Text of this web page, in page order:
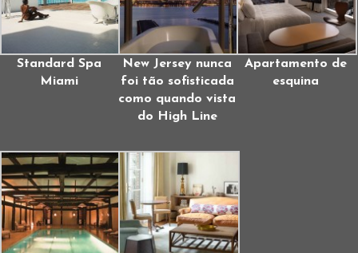
Standard Spa
Miami
New Jersey nunca
foi tão sofisticada
como quando vista
do High Line
Apartamento de
esquina